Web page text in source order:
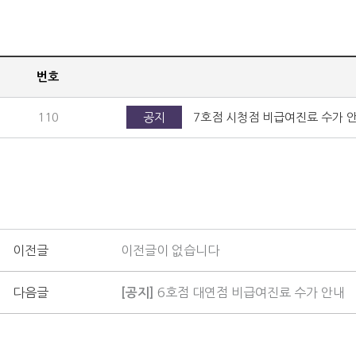
번호
110 공지 7호점 시청점 비급여진료 수가
이전글 이전글이 없습니다
다음글 [공지] 6호점 대연점 비급여진료 수가 안내